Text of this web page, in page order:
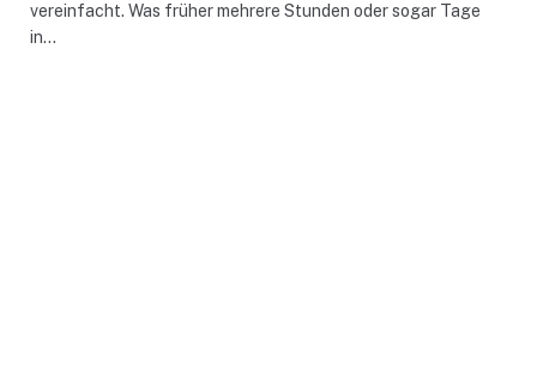
vereinfacht. Was früher mehrere Stunden oder sogar Tage
in…